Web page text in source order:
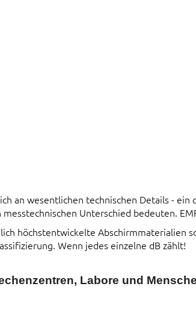
an wesentlichen technischen Details - ein
Unterschied bedeuten.
höchstentwickelte Abschirmmaterialien
Wenn jedes einzelne dB zählt!
Labore und